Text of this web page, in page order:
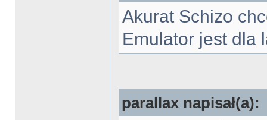
Akurat Schizo
Emulator jest dla
parallax napisał(a):